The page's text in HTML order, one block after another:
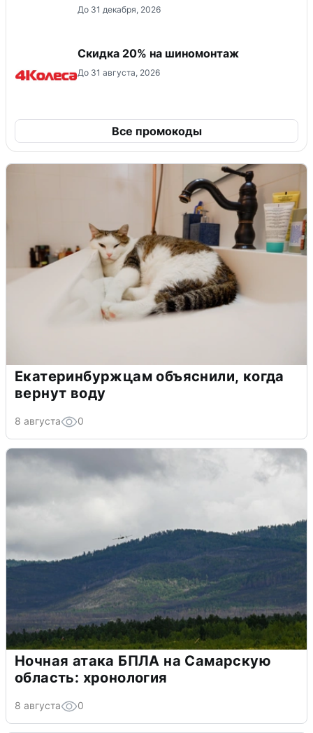
До 31 декабря, 2026
Скидка 20% на шиномонтаж
До 31 августа, 2026
Все промокоды
Екатеринбуржцам объяснили, когда
вернут воду
8 августа 0
Ночная атака БПЛА на Самарскую
область: хронология
8 августа 0